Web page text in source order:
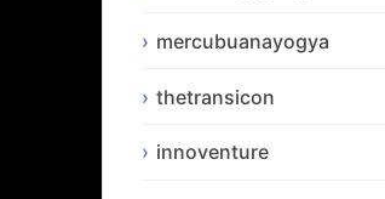
mercubuanayogya
thetransicon
innoventure